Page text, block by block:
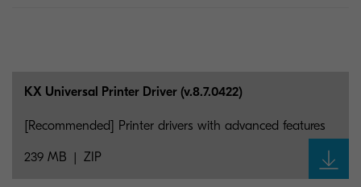
KX Universal Printer Driver (v.8.7.0422)
239 MB ZIP
[Recommended] Printer drivers with advanced features